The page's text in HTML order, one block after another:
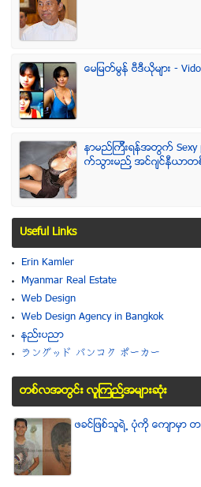
ေမျမတ္မြန္ ဗီဒီယုိမ်ား -
နာမည္ၾကီးရန္အတြက္ Sexy
က္သြားမည္႔ အင္ဂ်င္နီယာတ
Useful Links
Erin Kamler
Myanmar Real Estate
Web Design
Web Design Agency in Bangkok
နည္းပညာ
ラングッド バンコク ポーカー
တစ္လအတြင္း လူၾကည္႔အမ်ားဆံုး
ဖခင္ျဖစ္သူရဲ႕ ပံုကို ေက်ာမွာ